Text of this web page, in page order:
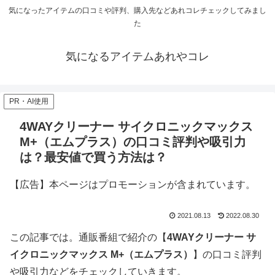
気になったアイテムの口コミや評判、購入先などあれコレチェックしてみまし
た
気になるアイテムあれやコレ
PR・AI使用
4WAYクリーナー サイクロニックマックス
M+（エムプラス）の口コミ評判や吸引力
は？最安値で買う方法は？
【広告】本ページはプロモーションが含まれています。
2021.08.13 2022.08.30
この記事では。通販番組で紹介の【4WAYクリーナー サ
イクロニックマックス M+（エムプラス）
】の口コミ評判
や吸引力などをチェックしていきます。